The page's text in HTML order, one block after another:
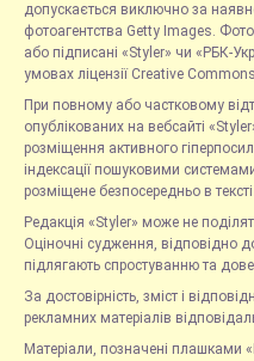
допускається виключно за
фотоагентства Getty Images.
або підписані «Styler» чи «РБК-
умовах ліцензії Creative
При повному або частковому
опублікованих на вебсайті
розміщення активного
індексації пошуковими
розміщене безпосередньо в
Редакція «Styler» може не
Оціночні судження, відповідно
підлягають спростуванню та
За достовірність, зміст і
рекламних матеріалів
Матеріали, позначені плашками